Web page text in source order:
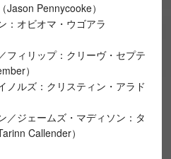
Jason Pennycooke）
：オビオマ・ウゴアラ
フィリップ：クリーヴ・セプテ
）
ノルズ：クリスティン・アラド
／ジェームズ・マディソン：タ
Callender）